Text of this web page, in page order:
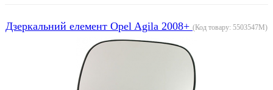
Дзеркальний елемент Opel Agila 2008+ (Код товару: 5503547M)